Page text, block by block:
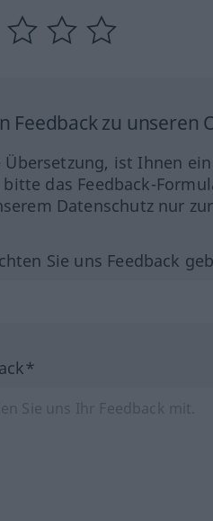
Feedback zu unseren
Übersetzung, ist Ihnen
bitte das Feedback-
Datenschutz nur
Sie uns Feedback